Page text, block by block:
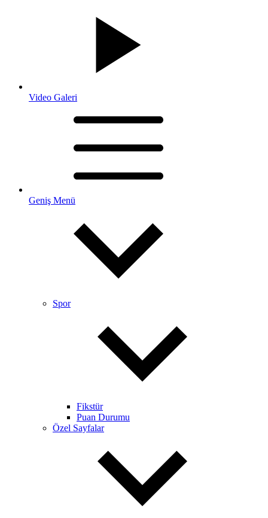
Video Galeri
Geniş Menü
Spor
Fikstür
Puan Durumu
Özel Sayfalar